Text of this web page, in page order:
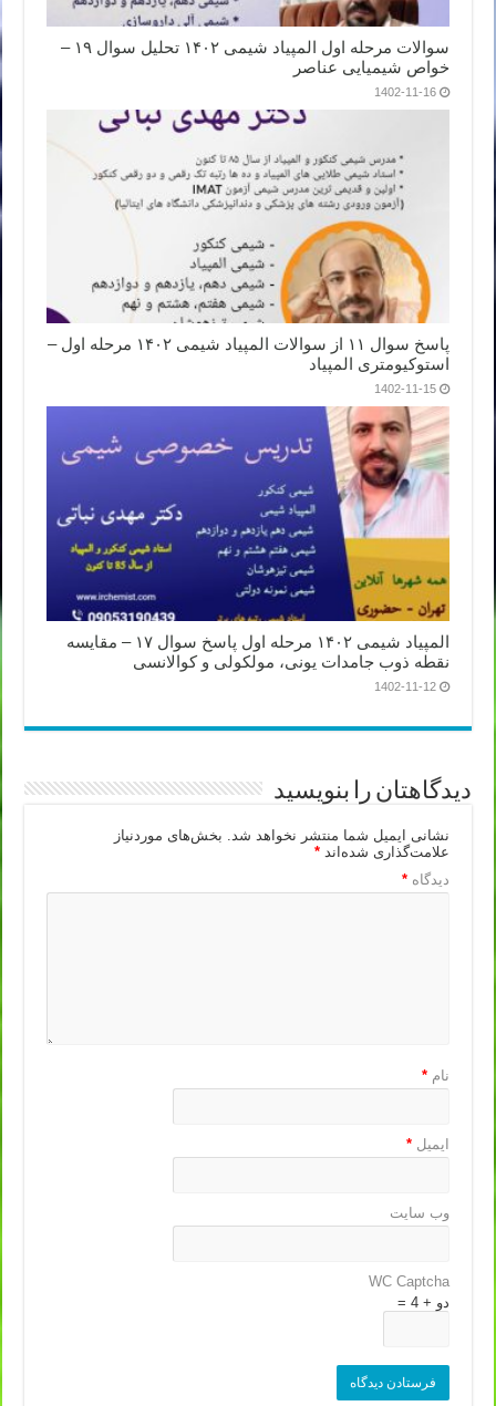
سوالات مرحله اول المپیاد شیمی ۱۴۰۲ تحلیل سوال ۱۹ –
خواص شیمیایی عناصر
1402-11-16
پاسخ سوال ۱۱ از سوالات المپیاد شیمی ۱۴۰۲ مرحله اول –
استوکیومتری المپیاد
1402-11-15
المپیاد شیمی ۱۴۰۲ مرحله اول پاسخ سوال ۱۷ – مقایسه
نقطه ذوب جامدات یونی، مولکولی و کوالانسی
1402-11-12
دیدگاهتان را بنویسید
نشانی ایمیل شما منتشر نخواهد شد.
بخش‌های موردنیاز
علامت‌گذاری شده‌اند*
دیدگاه*
نام*
ایمیل*
وب‌ سایت
WC Captcha
دو + 4 =